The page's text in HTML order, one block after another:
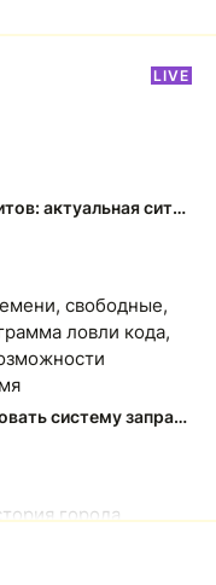
LIVE
Где заправиться без очереди и лимитов: актуальная ситуация на АЗС Якутска
свободные,
ловли кода,
В Алданском районе начали тестировать систему заправки по QR-кодам
города
республики